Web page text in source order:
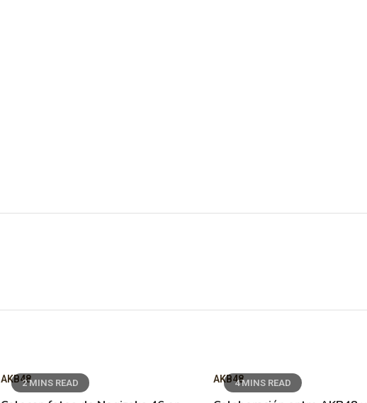
2 MINS READ
AKB48 4 MINS READ
AKB48